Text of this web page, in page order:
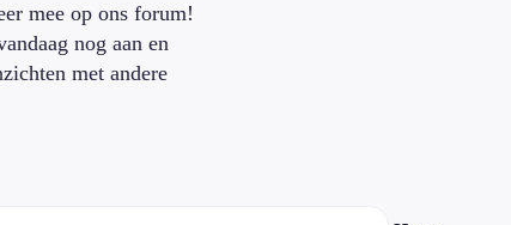
mee op ons forum!
nog aan en
met andere